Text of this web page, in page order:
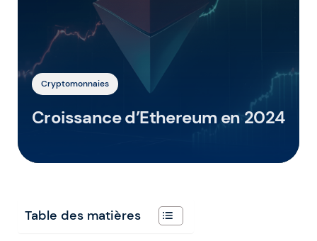
Cryptomonnaies
Croissance d’Ethereum en 2024
Table des matières